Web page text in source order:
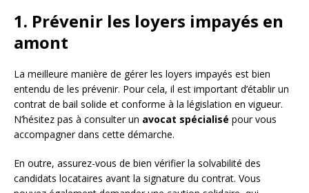
1. Prévenir les loyers impayés en
amont
La meilleure manière de gérer les loyers impayés est bien
entendu de les prévenir. Pour cela, il est important d’établir un
contrat de bail solide et conforme à la législation en vigueur.
N’hésitez pas à consulter un avocat spécialisé pour vous
accompagner dans cette démarche.
En outre, assurez-vous de bien vérifier la solvabilité des
candidats locataires avant la signature du contrat. Vous